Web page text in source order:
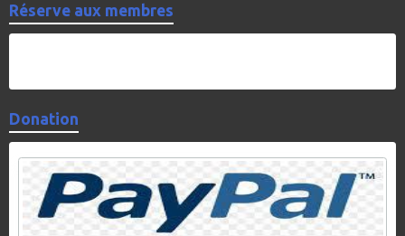
Réserve aux membres
Donation